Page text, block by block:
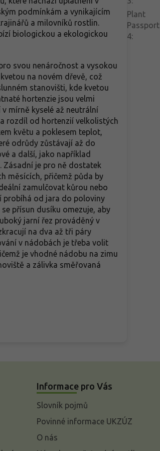
podmínkám a vynikajícím
a milovníků rostlin.
biologickou a ekologickou
svou nenáročnost a vysokou
na novém dřevě, což
stanovišti, kde kvetou
hortenzie jsou velmi
mírně kyselé až neutrální
rozdíl od hortenzií velkolistých
květu a poklesem teplot,
odrůdy zůstávají až do
a další, jako například
Zásadní je pro ně dostatek
měsících, přičemž půda by
zamulčovat kůrou nebo
probíhá od jara do poloviny
přísun dusíku omezuje, aby
jarní řez prováděný v
na dva až tři páry
v nádobách je třeba volit
je vhodné nádobu na zimu
a zálivka směřovaná
Plant
Passport
4:
Informace pro Vás
Slovník pojmů
Povinné informace UKZÚZ
O nás